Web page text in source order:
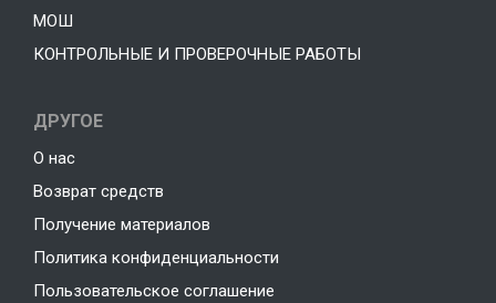
МОШ
КОНТРОЛЬНЫЕ И ПРОВЕРОЧНЫЕ РАБОТЫ
ДРУГОЕ
О нас
Возврат средств
Получение материалов
Политика конфиденциальности
Пользовательское соглашение